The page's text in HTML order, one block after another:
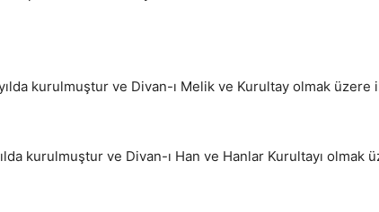
kurulmuştur ve Divan-ı Melik ve Kurultay olmak üzere
kurulmuştur ve Divan-ı Han ve Hanlar Kurultayı olmak